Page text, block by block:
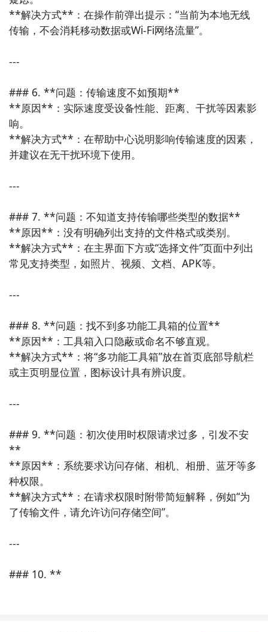
**解决方式**：在操作前弹出提示：“当前为本地无线
传输，不会消耗移动数据或Wi-Fi网络流量”。
---
### 6. **问题：传输速度不如预期**
**原因**：实际速度受设备性能、距离、干扰等因素影
响。
**解决方式**：在帮助中心说明影响传输速度的因素，
并建议在无干扰环境下使用。
---
### 7. **问题：不知道支持传输哪些类型的数据**
**原因**：没有明确列出支持的文件格式或类别。
**解决方式**：在主界面下方或“选择文件”页面中列出
常见支持类型，如照片、视频、文档、APK等。
---
### 8. **问题：找不到多功能工具箱的位置**
**原因**：工具箱入口隐蔽或命名不够直观。
**解决方式**：将“多功能工具箱”放在首页底部导航栏
或主页明显位置，图标设计具有辨识度。
---
### 9. **问题：初次使用时权限请求过多，引发不安
**
**原因**：系统要求访问存储、相机、相册、蓝牙等多
种权限。
**解决方式**：在请求权限时附带简短解释，例如“为
了传输文件，请允许访问存储空间”。
---
### 10. **